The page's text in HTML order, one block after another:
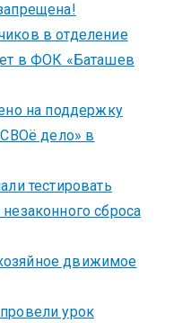
в отделение
в ФОК «Баташев
на поддержку
дело» в
тестировать
сброса
движимое
урок